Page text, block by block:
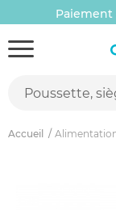
Paiement
Accueil